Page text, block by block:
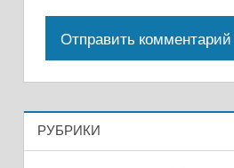
РУБРИКИ